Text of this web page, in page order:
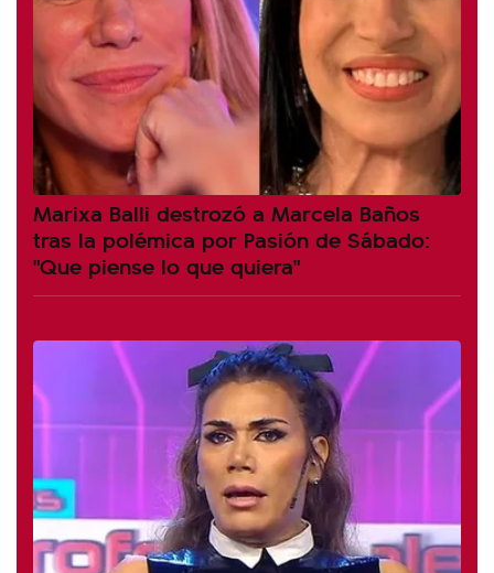
Marixa Balli destrozó a Marcela Baños
tras la polémica por Pasión de Sábado:
"Que piense lo que quiera"